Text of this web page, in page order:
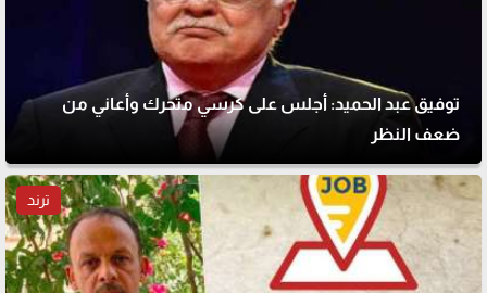
توفيق عبد الحميد: أجلس على كرسي متحرك وأعاني من
ضعف النظر
ترند